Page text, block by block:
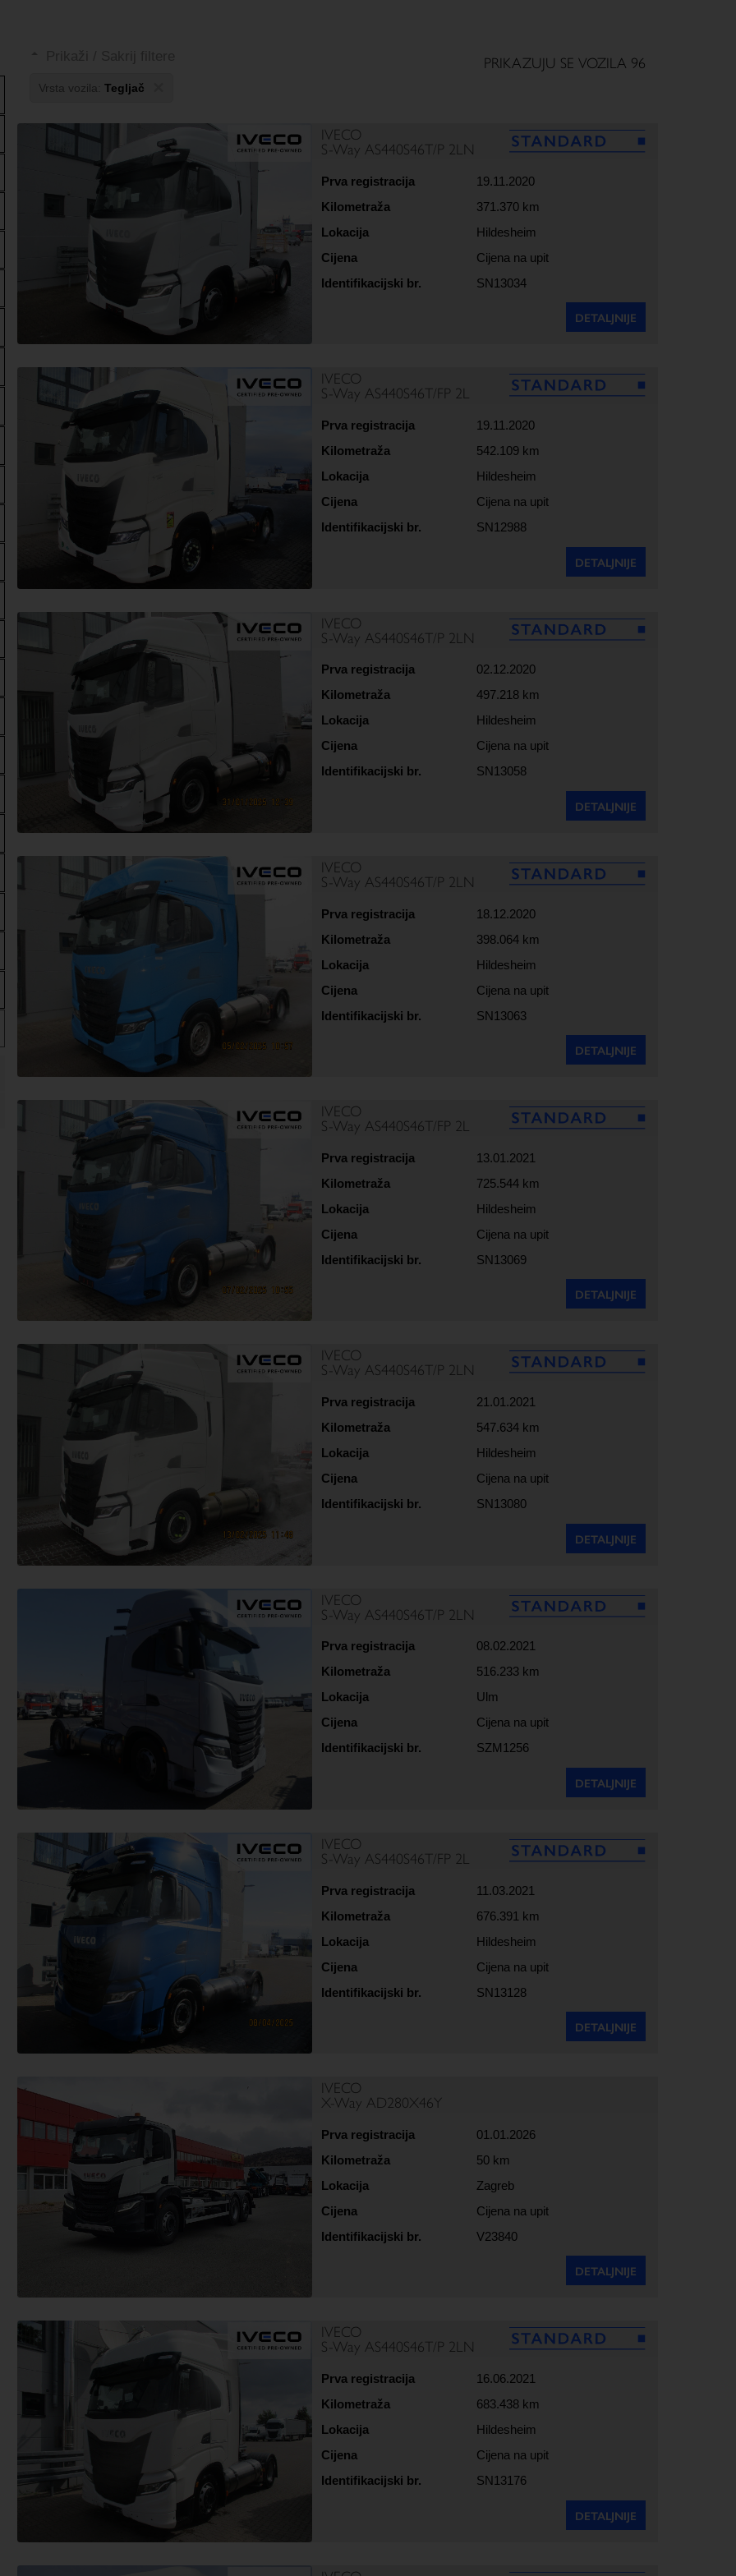
PRIKAZUJU SE VOZILA 96
Vrsta vozila: Tegljač
IVECO
S-Way AS440S46T/P 2LN
Prva registracija
19.11.2020
Kilometraža
371.370 km
Lokacija
Hildesheim
Cijena
Cijena na upit
Identifikacijski br.
SN13034
DETALJNIJE
IVECO
S-Way AS440S46T/FP 2L
Prva registracija
19.11.2020
Kilometraža
542.109 km
Lokacija
Hildesheim
Cijena
Cijena na upit
Identifikacijski br.
SN12988
DETALJNIJE
IVECO
S-Way AS440S46T/P 2LN
Prva registracija
02.12.2020
Kilometraža
497.218 km
Lokacija
Hildesheim
Cijena
Cijena na upit
Identifikacijski br.
SN13058
DETALJNIJE
IVECO
S-Way AS440S46T/P 2LN
Prva registracija
18.12.2020
Kilometraža
398.064 km
Lokacija
Hildesheim
Cijena
Cijena na upit
Identifikacijski br.
SN13063
DETALJNIJE
IVECO
S-Way AS440S46T/FP 2L
Prva registracija
13.01.2021
Kilometraža
725.544 km
Lokacija
Hildesheim
Cijena
Cijena na upit
Identifikacijski br.
SN13069
DETALJNIJE
IVECO
S-Way AS440S46T/P 2LN
Prva registracija
21.01.2021
Kilometraža
547.634 km
Lokacija
Hildesheim
Cijena
Cijena na upit
Identifikacijski br.
SN13080
DETALJNIJE
IVECO
S-Way AS440S46T/P 2LN
Prva registracija
08.02.2021
Kilometraža
516.233 km
Lokacija
Ulm
Cijena
Cijena na upit
Identifikacijski br.
SZM1256
DETALJNIJE
IVECO
S-Way AS440S46T/FP 2L
Prva registracija
11.03.2021
Kilometraža
676.391 km
Lokacija
Hildesheim
Cijena
Cijena na upit
Identifikacijski br.
SN13128
DETALJNIJE
IVECO
X-Way AD280X46Y
Prva registracija
01.01.2026
Kilometraža
50 km
Lokacija
Zagreb
Cijena
Cijena na upit
Identifikacijski br.
V23840
DETALJNIJE
IVECO
S-Way AS440S46T/P 2LN
Prva registracija
16.06.2021
Kilometraža
683.438 km
Lokacija
Hildesheim
Cijena
Cijena na upit
Identifikacijski br.
SN13176
DETALJNIJE